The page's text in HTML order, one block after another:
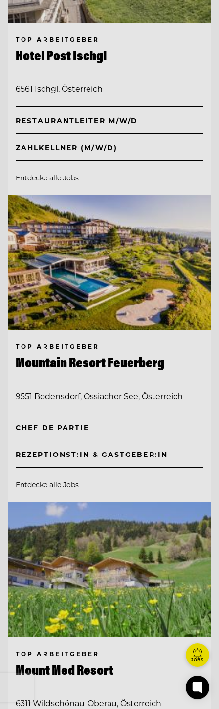
TOP ARBEITGEBER
Hotel Post Ischgl
6561 Ischgl, Österreich
RESTAURANTLEITER M/W/D
ZAHLKELLNER (M/W/D)
Entdecke alle Jobs
TOP ARBEITGEBER
Mountain Resort Feuerberg
9551 Bodensdorf, Ossiacher See, Österreich
CHEF DE PARTIE
REZEPTIONST:IN & GASTGEBER:IN
Entdecke alle Jobs
TOP ARBEITGEBER
Mount Med Resort
6311 Wildschönau-Oberau, Österreich
JOBS